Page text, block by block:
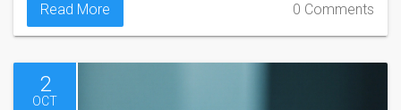
Read More 0 Comments
2
OCT